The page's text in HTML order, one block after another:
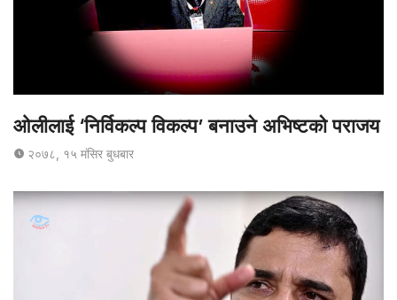
ओलीलाई ‘निर्विकल्प विकल्प’ बनाउने अभिष्टको पराजय
२०७८, १५ मंसिर बुधबार